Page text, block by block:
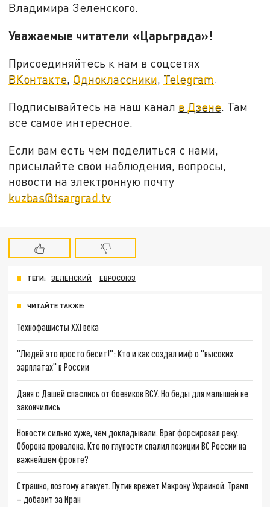
Владимира Зеленского.
Уважаемые читатели «Царьграда»!
Присоединяйтесь к нам в соцсетях
ВКонтакте, Одноклассники, Telegram.
Подписывайтесь на наш канал в Дзене. Там
все самое интересное.
Если вам есть чем поделиться с нами,
присылайте свои наблюдения, вопросы,
новости на электронную почту
kuzbas@tsargrad.tv
ТЕГИ: ЗЕЛЕНСКИЙ ЕВРОСОЮЗ
ЧИТАЙТЕ ТАКЖЕ:
Технофашисты XXI века
"Людей это просто бесит!": Кто и как создал миф о "высоких
зарплатах" в России
Даня с Дашей спаслись от боевиков ВСУ. Но беды для малышей не
закончились
Новости сильно хуже, чем докладывали. Враг форсировал реку.
Оборона провалена. Кто по глупости спалил позиции ВС России на
важнейшем фронте?
Страшно, поэтому атакует. Путин врежет Макрону Украиной. Трамп
– добавит за Иран